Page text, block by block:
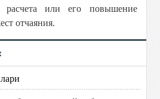
расчета или его повышение
отчаяния.